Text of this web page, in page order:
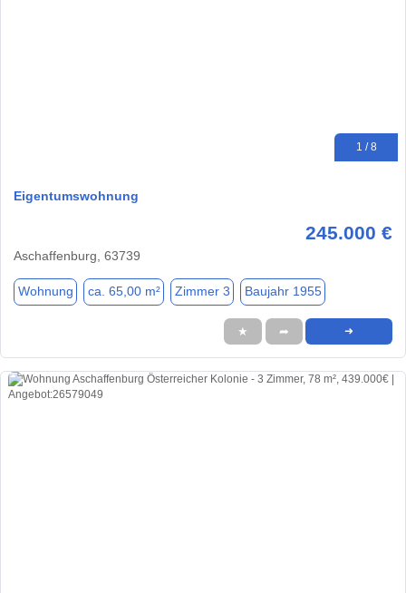
1 / 8
Eigentumswohnung
245.000 €
Aschaffenburg, 63739
Wohnung ca. 65,00 m² Zimmer 3 Baujahr 1955
★ ➦ ➜